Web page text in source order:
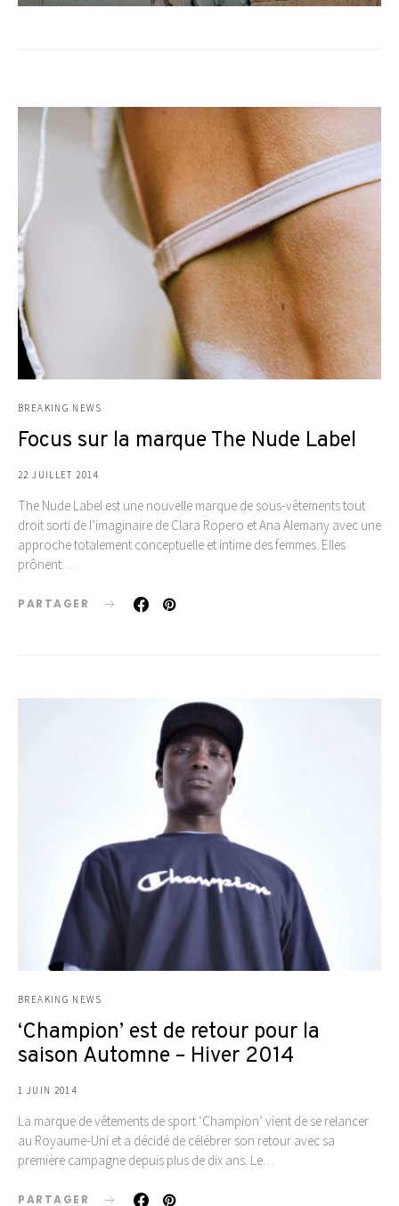
BREAKING NEWS
Focus sur la marque The Nude Label
22 JUILLET 2014
The Nude Label est une nouvelle marque de sous-vêtements tout
droit sorti de l’imaginaire de Clara Ropero et Ana Alemany avec une
approche totalement conceptuelle et intime des femmes. Elles
prônent…
PARTAGER
BREAKING NEWS
‘Champion’ est de retour pour la
saison Automne – Hiver 2014
1 JUIN 2014
La marque de vêtements de sport ‘Champion’ vient de se relancer
au Royaume-Uni et a décidé de célébrer son retour avec sa
première campagne depuis plus de dix ans. Le…
PARTAGER